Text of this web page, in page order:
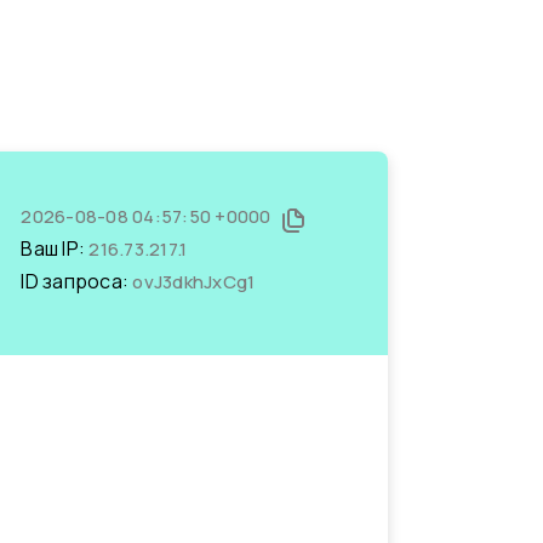
2026-08-08 04:57:50 +0000
Ваш IP:216.73.217.1
ID запроса:ovJ3dkhJxCg1